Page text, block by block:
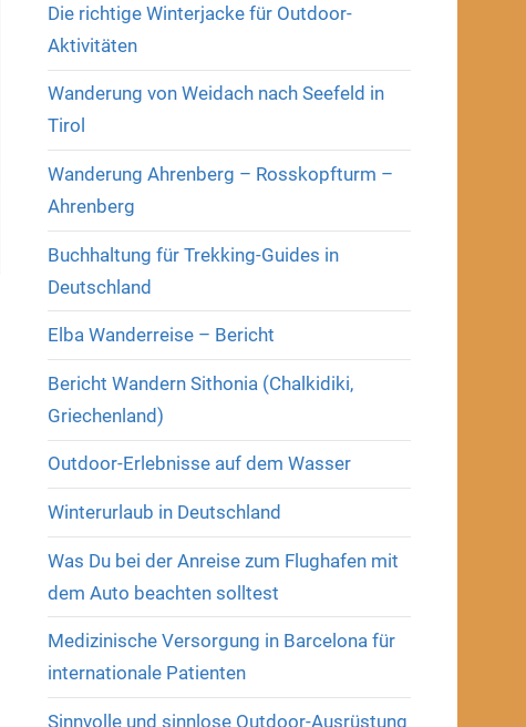
Die richtige Winterjacke für Outdoor-
Aktivitäten
Wanderung von Weidach nach Seefeld in
Tirol
Wanderung Ahrenberg – Rosskopfturm –
Ahrenberg
Buchhaltung für Trekking-Guides in
Deutschland
Elba Wanderreise – Bericht
Bericht Wandern Sithonia (Chalkidiki,
Griechenland)
Outdoor-Erlebnisse auf dem Wasser
Winterurlaub in Deutschland
Was Du bei der Anreise zum Flughafen mit
dem Auto beachten solltest
Medizinische Versorgung in Barcelona für
internationale Patienten
Sinnvolle und sinnlose Outdoor-Ausrüstung